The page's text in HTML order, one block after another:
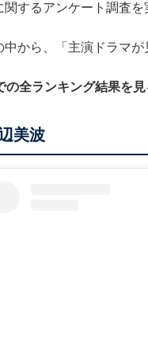
するアンケート調査を
中から、「主演ドラマ
の全ランキング結果を見
美波